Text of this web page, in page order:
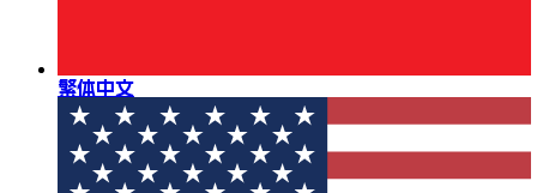
繁体中文